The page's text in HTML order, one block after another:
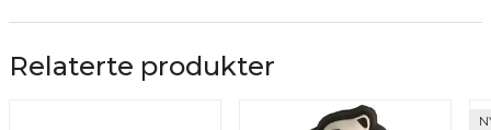
Relaterte produkter